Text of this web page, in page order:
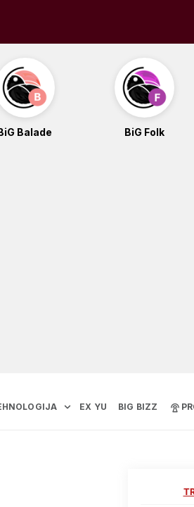
Balade BiG Folk
EX YU BIG BIZZ